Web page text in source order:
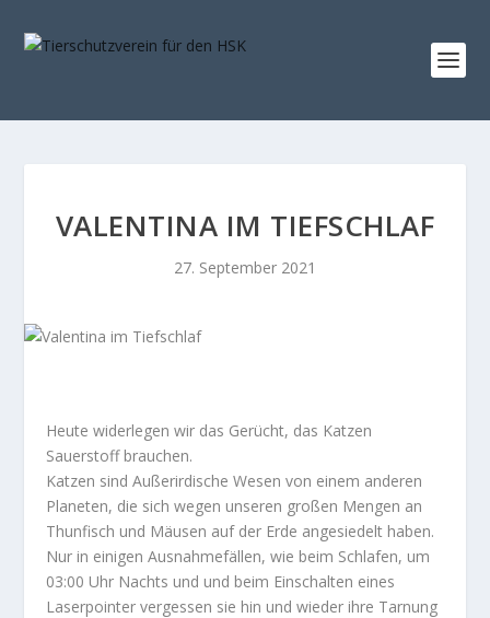
VALENTINA IM TIEFSCHLAF
27. September 2021
Heute widerlegen wir das Gerücht, das Katzen
Sauerstoff brauchen.
Katzen sind Außerirdische Wesen von einem anderen
Planeten, die sich wegen unseren großen Mengen an
Thunfisch und Mäusen auf der Erde angesiedelt haben.
Nur in einigen Ausnahmefällen, wie beim Schlafen, um
03:00 Uhr Nachts und und beim Einschalten eines
Laserpointer vergessen sie hin und wieder ihre Tarnung